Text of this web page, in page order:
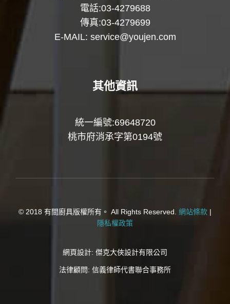
電話:03-4279688
傳真:03-4279699
E-MAIL: service@youjen.com
其他資訊
統一編號:69648720
桃市府消承字第0194號
© 2018 有間廚具版權所有。 All Rights Reserved. 網站條款 |
隱私權政策
網頁設計: 傑克大俠設計有限公司
法律顧問: 信義律師代書聯合事務所